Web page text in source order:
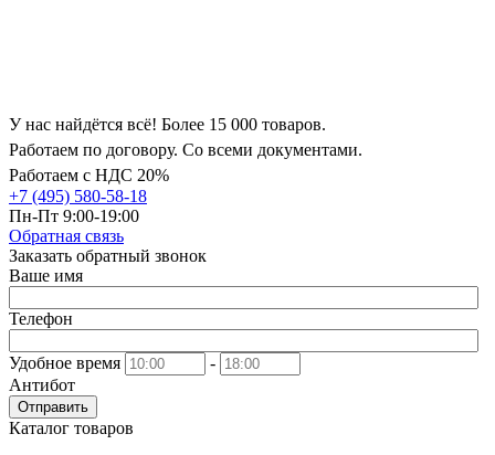
У нас найдётся всё! Более 15 000 товаров.
Работаем по договору. Со всеми документами.
Работаем с НДС 20%
+7 (495) 580-58-18
Пн-Пт 9:00-19:00
Обратная связь
Заказать обратный звонок
Ваше имя
Телефон
Удобное время
-
Антибот
Отправить
Каталог товаров